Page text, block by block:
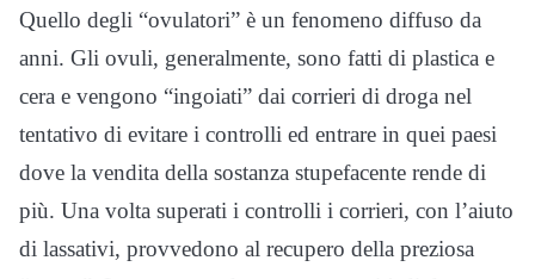
Quello degli “ovulatori” è un fenomeno diffuso da
anni. Gli ovuli, generalmente, sono fatti di plastica e
cera e vengono “ingoiati” dai corrieri di droga nel
tentativo di evitare i controlli ed entrare in quei paesi
dove la vendita della sostanza stupefacente rende di
più. Una volta superati i controlli i corrieri, con l’aiuto
di lassativi, provvedono al recupero della preziosa